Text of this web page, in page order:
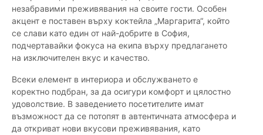
незабравими преживявания на своите гости. Особен
акцент е поставен върху коктейла „Маргарита“, който
се слави като един от най-добрите в София,
подчертавайки фокуса на екипа върху предлагането
на изключителен вкус и качество.
Всеки елемент в интериора и обслужването е
коректно подбран, за да осигури комфорт и цялостно
удоволствие. В заведението посетителите имат
възможност да се потопят в автентичната атмосфера и
да откриват нови вкусови преживявания, като